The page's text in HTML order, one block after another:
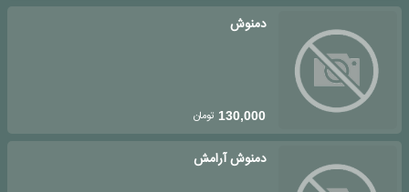
دمنوش
130,000 تومان
دمنوش آرامش